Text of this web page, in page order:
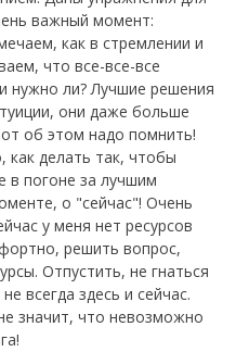
важный момент:
как в стремлении и
что все-все-все
нужно ли? Лучшие решения
они даже больше
об этом надо помнить!
делать так, чтобы
в погоне за лучшим
о "сейчас"! Очень
у меня нет ресурсов
решить вопрос,
Отпустить, не гнаться
всегда здесь и сейчас.
значит, что невозможно